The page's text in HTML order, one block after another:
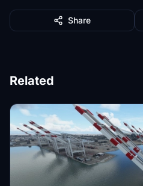
Share
Related